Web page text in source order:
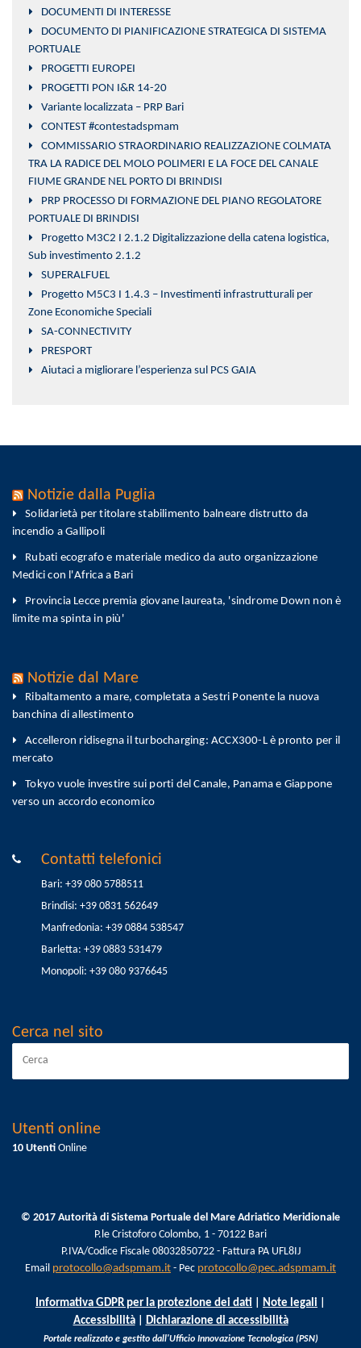
DOCUMENTI DI INTERESSE
DOCUMENTO DI PIANIFICAZIONE STRATEGICA DI SISTEMA
PORTUALE
PROGETTI EUROPEI
PROGETTI PON I&R 14-20
Variante localizzata – PRP Bari
CONTEST #contestadspmam
COMMISSARIO STRAORDINARIO REALIZZAZIONE COLMATA
TRA LA RADICE DEL MOLO POLIMERI E LA FOCE DEL CANALE
FIUME GRANDE NEL PORTO DI BRINDISI
PRP PROCESSO DI FORMAZIONE DEL PIANO REGOLATORE
PORTUALE DI BRINDISI
Progetto M3C2 I 2.1.2 Digitalizzazione della catena logistica,
Sub investimento 2.1.2
SUPERALFUEL
Progetto M5C3 I 1.4.3 – Investimenti infrastrutturali per
Zone Economiche Speciali
SA-CONNECTIVITY
PRESPORT
Aiutaci a migliorare l’esperienza sul PCS GAIA
Notizie dalla Puglia
Solidarietà per titolare stabilimento balneare distrutto da
incendio a Gallipoli
Rubati ecografo e materiale medico da auto organizzazione
Medici con l'Africa a Bari
Provincia Lecce premia giovane laureata, 'sindrome Down non è
limite ma spinta in più'
Notizie dal Mare
Ribaltamento a mare, completata a Sestri Ponente la nuova
banchina di allestimento
Accelleron ridisegna il turbocharging: ACCX300-L è pronto per il
mercato
Tokyo vuole investire sui porti del Canale, Panama e Giappone
verso un accordo economico
Contatti telefonici
Bari: +39 080 5788511
Brindisi: +39 0831 562649
Manfredonia: +39 0884 538547
Barletta: +39 0883 531479
Monopoli: +39 080 9376645
Cerca nel sito
Utenti online
10 Utenti Online
© 2017 Autorità di Sistema Portuale del Mare Adriatico Meridionale
P.le Cristoforo Colombo, 1 - 70122 Bari
P.IVA/Codice Fiscale 08032850722 - Fattura PA UFL8IJ
Email protocollo@adspmam.it - Pec protocollo@pec.adspmam.it
Informativa GDPR per la protezione dei dati Note legali
Accessibilità| Dichiarazione di accessibilità
Portale realizzato e gestito dall'Ufficio Innovazione Tecnologica (PSN)